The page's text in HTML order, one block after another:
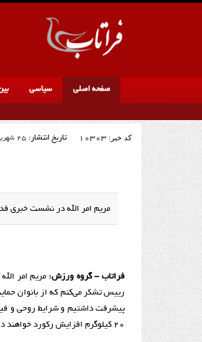
صفحه اصلی سیاسی
کد خبر: 10303 تاریخ انتشار: 25 شهریور 1398 - 14:00
مریم امر الله در نشست خبری
فراتاب - گروه ورزش:
رییس تشکر می‌کنم که از بانوان
پیشرفت داشتیم و شرایط روحی و
20 کیلوگرم افزایش رکورد خواهند داشت.